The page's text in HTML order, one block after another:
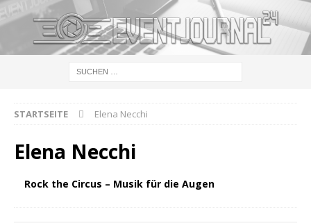
STARTSEITE Elena Necchi
Elena Necchi
Rock the Circus – Musik für die Augen